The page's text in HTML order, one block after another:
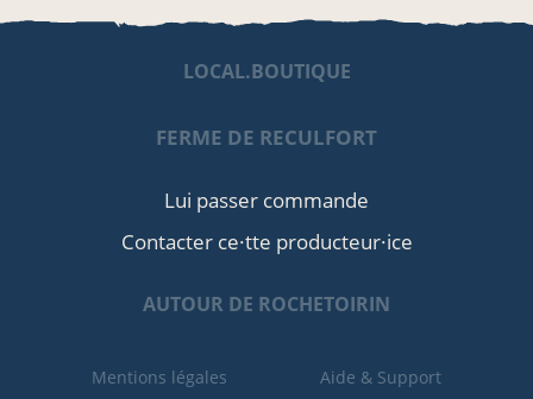
LOCAL.BOUTIQUE
FERME DE RECULFORT
Lui passer commande
Contacter ce·tte producteur·ice
AUTOUR DE ROCHETOIRIN
Mentions légales Aide & Support